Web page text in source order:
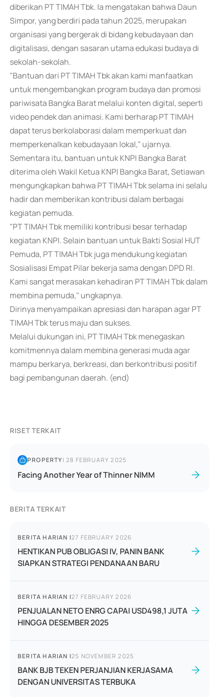
diberikan PT TIMAH Tbk. Ia mengatakan bahwa Daun
Simpor, yang berdiri pada tahun 2025, merupakan
organisasi yang bergerak di bidang kebudayaan dan
digitalisasi, dengan sasaran utama edukasi budaya di
sekolah-sekolah.
"Bantuan dari PT TIMAH Tbk akan kami manfaatkan
untuk mengembangkan program budaya dan promosi
pariwisata Bangka Barat melalui konten digital, seperti
video pendek dan animasi. Kami berharap PT TIMAH
dapat terus berkolaborasi dalam memperkuat dan
memperkenalkan kebudayaan lokal," ujarnya.
Sementara itu, bantuan untuk KNPI Bangka Barat
diterima oleh Wakil Ketua KNPI Bangka Barat, Setiawan
mengungkapkan bahwa PT TIMAH Tbk selama ini selalu
hadir dan memberikan kontribusi dalam berbagai
kegiatan pemuda.
"PT TIMAH Tbk memiliki kontribusi besar terhadap
kegiatan KNPI. Selain bantuan untuk Bakti Sosial HUT
Pemuda, PT TIMAH Tbk juga mendukung kegiatan
Sosialisasi Empat Pilar bekerja sama dengan DPD RI.
Kami sangat merasakan kehadiran PT TIMAH Tbk dalam
membina pemuda," ungkapnya.
Dirinya menyampaikan apresiasi dan harapan agar PT
TIMAH Tbk terus maju dan sukses.
Melalui dukungan ini, PT TIMAH Tbk menegaskan
komitmennya dalam membina generasi muda agar
mampu berkarya, berkreasi, dan berkontribusi positif
bagi pembangunan daerah. (end)
RISET TERKAIT
PROPERTY|28 FEBRUARY 2025
Facing Another Year of Thinner NIMM
BERITA TERKAIT
BERITA HARIAN |27 FEBRUARY 2026
HENTIKAN PUB OBLIGASI IV, PANIN BANK
SIAPKAN STRATEGI PENDANAAN BARU
BERITA HARIAN |27 FEBRUARY 2026
PENJUALAN NETO ENRG CAPAI USD498,1 JUTA
HINGGA DESEMBER 2025
BERITA HARIAN |25 NOVEMBER 2025
BANK BJB TEKEN PERJANJIAN KERJASAMA
DENGAN UNIVERSITAS TERBUKA